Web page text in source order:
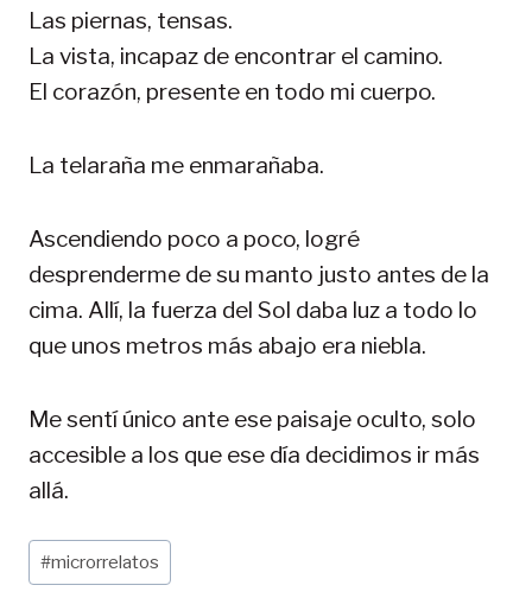
Las piernas, tensas.
La vista, incapaz de encontrar el camino.
El corazón, presente en todo mi cuerpo.
La telaraña me enmarañaba.
Ascendiendo poco a poco, logré
desprenderme de su manto justo antes de la
cima. Allí, la fuerza del Sol daba luz a todo lo
que unos metros más abajo era niebla.
Me sentí único ante ese paisaje oculto, solo
accesible a los que ese día decidimos ir más
allá.
Etiquetas
de
#microrrelatos